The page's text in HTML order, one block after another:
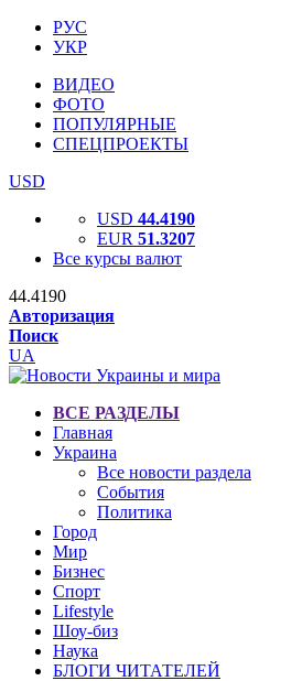
РУС
УКР
ВИДЕО
ФОТО
ПОПУЛЯРНЫЕ
СПЕЦПРОЕКТЫ
USD
USD 44.4190
EUR 51.3207
Все курсы валют
44.4190
Авторизация
Поиск
UA
ВСЕ РАЗДЕЛЫ
Главная
Украина
Все новости раздела
События
Политика
Город
Мир
Бизнес
Спорт
Lifestyle
Шоу-биз
Наука
БЛОГИ ЧИТАТЕЛЕЙ